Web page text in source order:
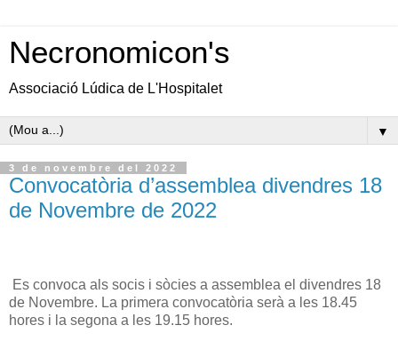
Necronomicon's
Associació Lúdica de L'Hospitalet
▼
3 de novembre del 2022
Convocatòria d’assemblea divendres 18
de Novembre de 2022
Es convoca als socis i sòcies a assemblea el divendres 18
de Novembre. La primera convocatòria serà a les 18.45
hores i la segona a les 19.15 hores.